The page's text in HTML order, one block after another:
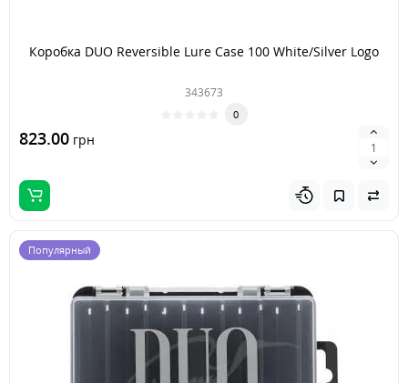
Коробка DUO Reversible Lure Case 100 White/Silver Logo
343673
0
823.00 грн
Популярный